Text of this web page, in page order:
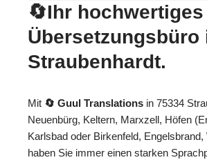
🔄Ihr hochwertiges
Übersetzungsbüro
Straubenhardt.
Mit 🔄 Guul Translations in 75334
Neuenbürg, Keltern, Marxzell, Höfen
Karlsbad oder Birkenfeld, Engelsbrand,
haben Sie immer einen starken